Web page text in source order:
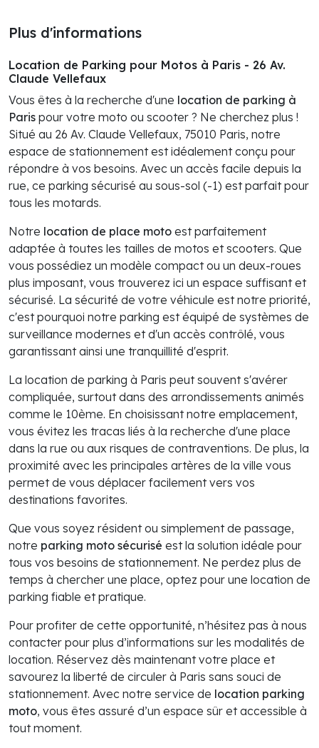
Plus d'informations
Location de Parking pour Motos à Paris - 26 Av.
Claude Vellefaux
Vous êtes à la recherche d'une location de parking à
Paris pour votre moto ou scooter ? Ne cherchez plus !
Situé au 26 Av. Claude Vellefaux, 75010 Paris, notre
espace de stationnement est idéalement conçu pour
répondre à vos besoins. Avec un accès facile depuis la
rue, ce parking sécurisé au sous-sol (-1) est parfait pour
tous les motards.
Notre location de place moto est parfaitement
adaptée à toutes les tailles de motos et scooters. Que
vous possédiez un modèle compact ou un deux-roues
plus imposant, vous trouverez ici un espace suffisant et
sécurisé. La sécurité de votre véhicule est notre priorité,
c'est pourquoi notre parking est équipé de systèmes de
surveillance modernes et d'un accès contrôlé, vous
garantissant ainsi une tranquillité d'esprit.
La location de parking à Paris peut souvent s'avérer
compliquée, surtout dans des arrondissements animés
comme le 10ème. En choisissant notre emplacement,
vous évitez les tracas liés à la recherche d'une place
dans la rue ou aux risques de contraventions. De plus, la
proximité avec les principales artères de la ville vous
permet de vous déplacer facilement vers vos
destinations favorites.
Que vous soyez résident ou simplement de passage,
notre parking moto sécurisé est la solution idéale pour
tous vos besoins de stationnement. Ne perdez plus de
temps à chercher une place, optez pour une location de
parking fiable et pratique.
Pour profiter de cette opportunité, n’hésitez pas à nous
contacter pour plus d’informations sur les modalités de
location. Réservez dès maintenant votre place et
savourez la liberté de circuler à Paris sans souci de
stationnement. Avec notre service de location parking
moto, vous êtes assuré d’un espace sûr et accessible à
tout moment.